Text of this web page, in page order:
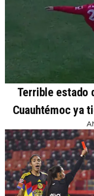
Terrible estado
Cuauhtémoc ya